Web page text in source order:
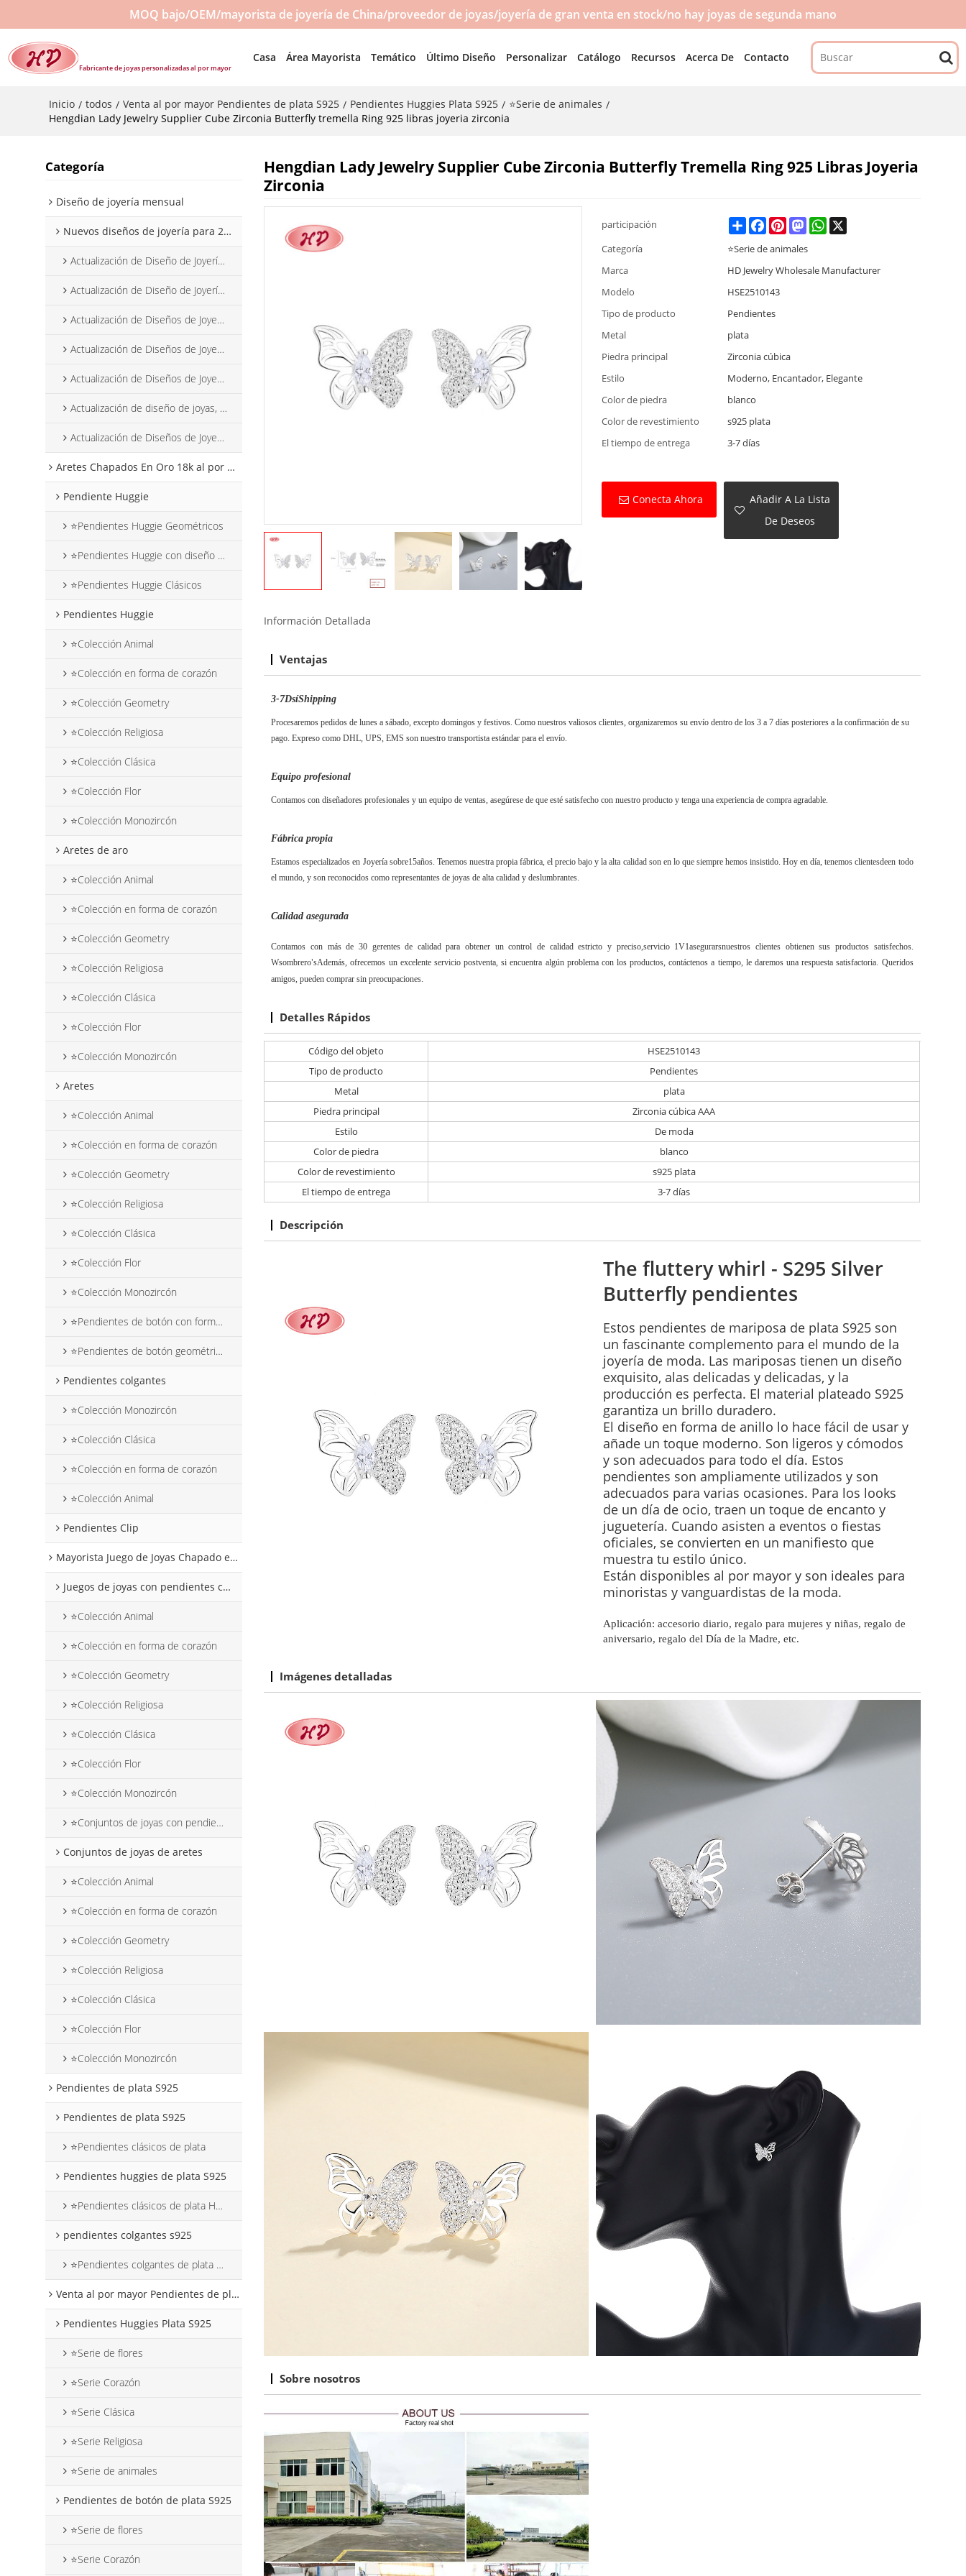
MOQ bajo/OEM/mayorista de joyería de China/proveedor de joyas/joyería de gran venta en stock/no hay joyas de segunda mano
Fabricante de joyas personalizadas al por mayor
Casa Área Mayorista Temático Último Diseño Personalizar Catálogo Recursos Acerca De Contacto
Inicio / todos / Venta al por mayor Pendientes de plata S925 / Pendientes Huggies Plata S925 / ⭐Serie de animales /
Hengdian Lady Jewelry Supplier Cube Zirconia Butterfly tremella Ring 925 libras joyeria zirconia
Categoría
Diseño de joyería mensual
Nuevos diseños de joyería para 2025
Actualización de Diseño de Joyería Enero 2025
Actualización de Diseño de Joyería, febrero de 2025
Actualización de Diseños de Joyería Marzo 2025
Actualización de Diseños de Joyería Abril 2025
Actualización de Diseños de Joyería Mayo 2025
Actualización de diseño de joyas, junio de 2025
Actualización de Diseños de Joyería Julio 2025
Aretes Chapados En Oro 18k al por mayor
Pendiente Huggie
⭐Pendientes Huggie Geométricos
⭐Pendientes Huggie con diseño de flores
⭐Pendientes Huggie Clásicos
Pendientes Huggie
⭐Colección Animal
⭐Colección en forma de corazón
⭐Colección Geometry
⭐Colección Religiosa
⭐Colección Clásica
⭐Colección Flor
⭐Colección Monozircón
Aretes de aro
⭐Colección Animal
⭐Colección en forma de corazón
⭐Colección Geometry
⭐Colección Religiosa
⭐Colección Clásica
⭐Colección Flor
⭐Colección Monozircón
Aretes
⭐Colección Animal
⭐Colección en forma de corazón
⭐Colección Geometry
⭐Colección Religiosa
⭐Colección Clásica
⭐Colección Flor
⭐Colección Monozircón
⭐Pendientes de botón con forma de flor
⭐Pendientes de botón geométricos
Pendientes colgantes
⭐Colección Monozircón
⭐Colección Clásica
⭐Colección en forma de corazón
⭐Colección Animal
Pendientes Clip
Mayorista Juego de Joyas Chapado en Oro 18k
Juegos de joyas con pendientes colgantes
⭐Colección Animal
⭐Colección en forma de corazón
⭐Colección Geometry
⭐Colección Religiosa
⭐Colección Clásica
⭐Colección Flor
⭐Colección Monozircón
⭐Conjuntos de joyas con pendientes colgantes de flores
Conjuntos de joyas de aretes
⭐Colección Animal
⭐Colección en forma de corazón
⭐Colección Geometry
⭐Colección Religiosa
⭐Colección Clásica
⭐Colección Flor
⭐Colección Monozircón
Pendientes de plata S925
Pendientes de plata S925
⭐Pendientes clásicos de plata
Pendientes huggies de plata S925
⭐Pendientes clásicos de plata Huggies
pendientes colgantes s925
⭐Pendientes colgantes de plata con forma de corazón
Venta al por mayor Pendientes de plata S925
Pendientes Huggies Plata S925
⭐Serie de flores
⭐Serie Corazón
⭐Serie Clásica
⭐Serie Religiosa
⭐Serie de animales
Pendientes de botón de plata S925
⭐Serie de flores
⭐Serie Corazón
Hengdian Lady Jewelry Supplier Cube Zirconia Butterfly Tremella Ring 925 Libras Joyeria
Zirconia
participación ShareFacebookPinterestMastodonWhatsApp
Categoría
⭐Serie de animales
Marca
HD Jewelry Wholesale Manufacturer
Modelo
HSE2510143
Tipo de producto
Pendientes
Metal
plata
Piedra principal
Zirconia cúbica
Estilo
Moderno, Encantador, Elegante
Color de piedra
blanco
Color de revestimiento
s925 plata
El tiempo de entrega
3-7 días
Conecta Ahora
Añadir A La Lista
De Deseos
Información Detallada
Ventajas
3-7DsíShipping
Procesaremos pedidos de lunes a sábado, excepto domingos y festivos. Como nuestros valiosos clientes, organizaremos su envío dentro de los 3 a 7 días posteriores a la confirmación de su
pago. Expreso como DHL, UPS, EMS son nuestro transportista estándar para el envío.
Equipo profesional
Contamos con diseñadores profesionales y un equipo de ventas, asegúrese de que esté satisfecho con nuestro producto y tenga una experiencia de compra agradable.
Fábrica propia
Estamos especializados en Joyería sobre15años. Tenemos nuestra propia fábrica, el precio bajo y la alta calidad son en lo que siempre hemos insistido. Hoy en día, tenemos clientesdeen todo
el mundo, y son reconocidos como representantes de joyas de alta calidad y deslumbrantes.
Calidad asegurada
Contamos con más de 30 gerentes de calidad para obtener un control de calidad estricto y preciso,servicio 1V1asegurarsnuestros clientes obtienen sus productos satisfechos.
Wsombrero'sAdemás, ofrecemos un excelente servicio postventa, si encuentra algún problema con los productos, contáctenos a tiempo, le daremos una respuesta satisfactoria. Queridos
amigos, pueden comprar sin preocupaciones.
Detalles Rápidos
Código del objeto
HSE2510143
Tipo de producto
Pendientes
Metal
plata
Piedra principal
Zirconia cúbica AAA
Estilo
De moda
Color de piedra
blanco
Color de revestimiento
s925 plata
El tiempo de entrega
3-7 días
Descripción
The fluttery whirl - S295 Silver
Butterfly pendientes
Estos pendientes de mariposa de plata S925 son
un fascinante complemento para el mundo de la
joyería de moda. Las mariposas tienen un diseño
exquisito, alas delicadas y delicadas, y la
producción es perfecta. El material plateado S925
garantiza un brillo duradero.
El diseño en forma de anillo lo hace fácil de usar y
añade un toque moderno. Son ligeros y cómodos
y son adecuados para todo el día. Estos
pendientes son ampliamente utilizados y son
adecuados para varias ocasiones. Para los looks
de un día de ocio, traen un toque de encanto y
juguetería. Cuando asisten a eventos o fiestas
oficiales, se convierten en un manifiesto que
muestra tu estilo único.
Están disponibles al por mayor y son ideales para
minoristas y vanguardistas de la moda.
Aplicación: accesorio diario, regalo para mujeres y niñas, regalo de
aniversario, regalo del Día de la Madre, etc.
Imágenes detalladas
Sobre nosotros